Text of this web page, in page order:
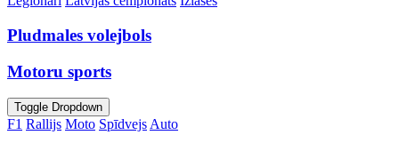
Pludmales volejbols
Motoru sports
Toggle Dropdown
F1 Rallijs Moto SpīdvejsAuto